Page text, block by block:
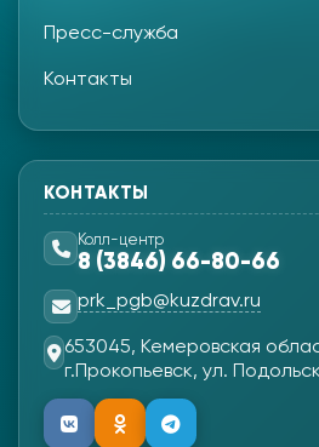
Пресс-служба
Контакты
КОНТАКТЫ
Колл-центр
8 (3846) 66-80-66
prk_pgb@kuzdrav.ru
653045, Кемеровская
г.Прокопьевск, ул.